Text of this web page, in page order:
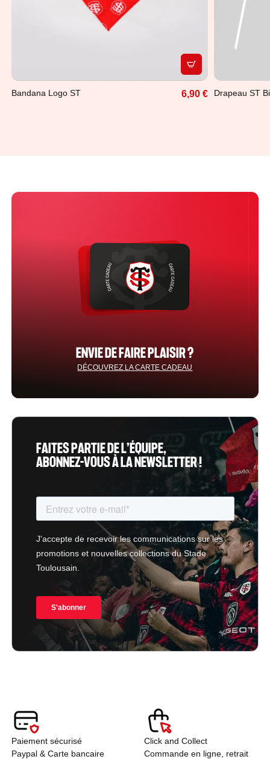
APERÇU RAPIDE
Bandana Logo ST 6,90 € Drapeau ST
ENVIE DE FAIRE PLAISIR ?
DÉCOUVREZ LA CARTE CADEAU
FAITES PARTIE DE L’ÉQUIPE,
ABONNEZ-VOUS À LA NEWSLETTER !
Paiement sécurisé
Paypal & Carte bancaire
Click and Collect
Commande en ligne, retrait